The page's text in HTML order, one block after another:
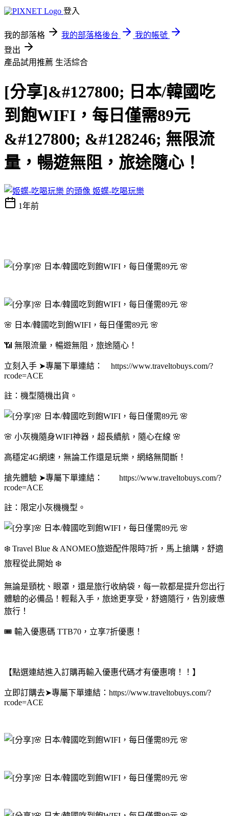
登入
我的部落格 我的部落格後台
我的帳號
登出
產品試用推薦 生活綜合
[分享]&#127800; 日本/韓國吃
到飽WIFI，每日僅需89元
&#127800; &#128246; 無限流
量，暢遊無阻，旅途隨心！
姬蝶-吃喝玩樂
1年前
🌸 日本/韓國吃到飽WIFI，每日僅需89元 🌸
📶 無限流量，暢遊無阻，旅途隨心！
立刻入手 ➤專屬下單連結： https://www.traveltobuys.com/?
rcode=ACE
註：機型隨機出貨。
🌸 小灰機隨身WIFI神器，超長續航，隨心在線 🌸
高穩定4G網速，無論工作還是玩樂，網絡無間斷！
搶先體驗 ➤專屬下單連結： https://www.traveltobuys.com/?
rcode=ACE
註：限定小灰機機型。
❄️ Travel Blue & ANOMEO旅遊配件限時7折，馬上搶購，舒適
旅程從此開始 ❄️
無論是頸枕、眼罩，還是旅行收納袋，每一款都是提升您出行
體驗的必備品！輕鬆入手，旅途更享受，舒適隨行，告別疲憊
旅行！
🎟️ 輸入優惠碼 TTB70，立享7折優惠！
【點選連結進入訂購再輸入優惠代碼才有優惠唷！！】
立即訂購去➤專屬下單連結：https://www.traveltobuys.com/?
rcode=ACE